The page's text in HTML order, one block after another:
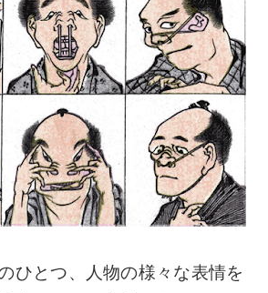
ひとつ、人物の様々な表情を